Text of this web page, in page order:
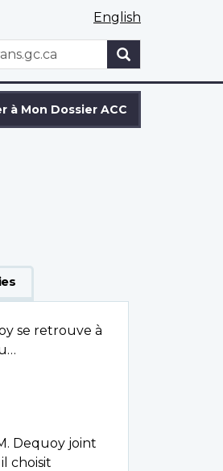
English
à Mon Dossier ACC
se retrouve à
Dequoy joint
choisit